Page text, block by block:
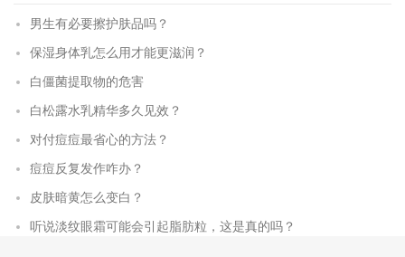
男生有必要擦护肤品吗？
保湿身体乳怎么用才能更滋润？
白僵菌提取物的危害
白松露水乳精华多久见效？
对付痘痘最省心的方法？
痘痘反复发作咋办？
皮肤暗黄怎么变白？
听说淡纹眼霜可能会引起脂肪粒，这是真的吗？